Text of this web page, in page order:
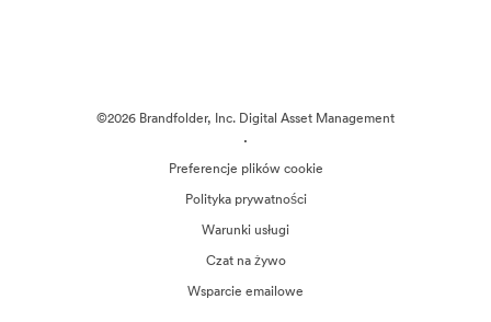
©2026 Brandfolder, Inc. Digital Asset Management
·
Preferencje plików cookie
Polityka prywatności
Warunki usługi
Czat na żywo
Wsparcie emailowe